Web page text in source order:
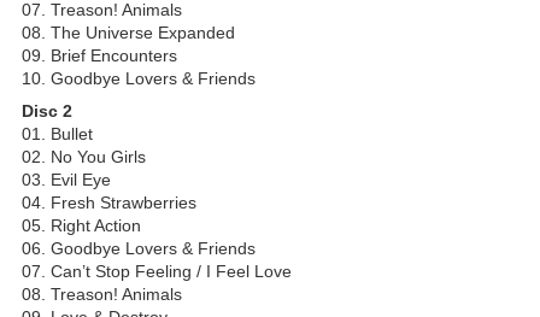
07. Treason! Animals
08. The Universe Expanded
09. Brief Encounters
10. Goodbye Lovers & Friends
Disc 2
01. Bullet
02. No You Girls
03. Evil Eye
04. Fresh Strawberries
05. Right Action
06. Goodbye Lovers & Friends
07. Can’t Stop Feeling / I Feel Love
08. Treason! Animals